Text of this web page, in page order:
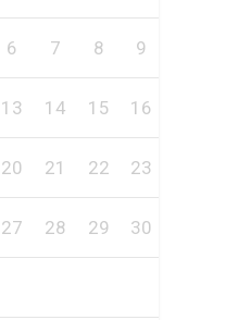
6 7 8 9
13 14 15 16
20 21 22 23
27 28 29 30